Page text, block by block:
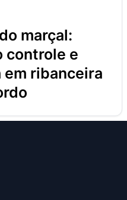
controle e
ribanceira